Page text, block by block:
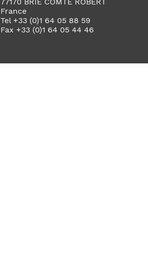
77170 BRIE COMTE ROBERT
France
Tel +33 (0)1 64 05 88 59
Fax +33 (0)1 64 05 44 46